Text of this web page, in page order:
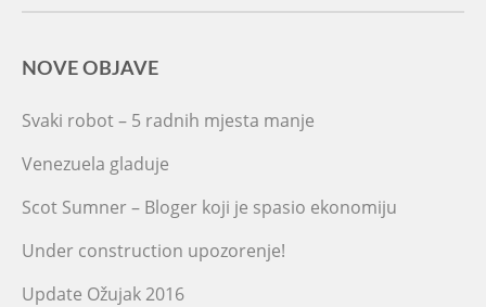
NOVE OBJAVE
Svaki robot – 5 radnih mjesta manje
Venezuela gladuje
Scot Sumner – Bloger koji je spasio ekonomiju
Under construction upozorenje!
Update Ožujak 2016